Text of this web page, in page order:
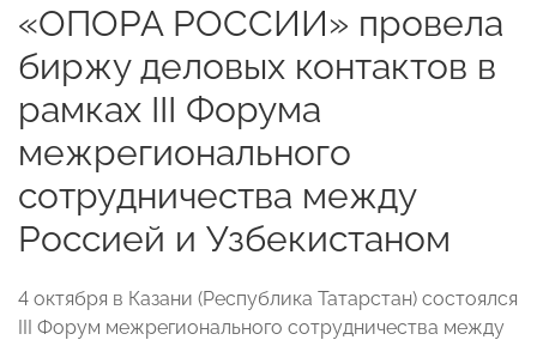
«ОПОРА РОССИИ» провела
биржу деловых контактов в
рамках III Форума
межрегионального
сотрудничества между
Россией и Узбекистаном
4 октября в Казани (Республика Татарстан) состоялся
III Форум межрегионального сотрудничества между